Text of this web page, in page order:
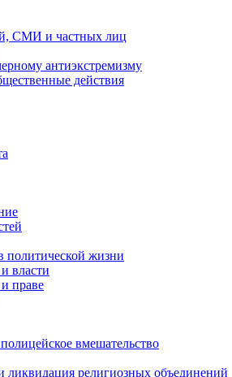
СМИ и частных лиц
антиэкстремизму
действия
политической жизни
власти
праве
вмешательство
ликвидация религиозных объединений